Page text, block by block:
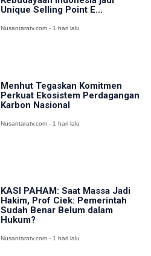
Unique Selling Point E...
Nusantaratv.com - 1 hari lalu
Menhut Tegaskan Komitmen
Perkuat Ekosistem Perdagangan
Karbon Nasional
Nusantaratv.com - 1 hari lalu
KASI PAHAM: Saat Massa Jadi
Hakim, Prof Ciek: Pemerintah
Sudah Benar Belum dalam
Hukum?
Nusantaratv.com - 1 hari lalu